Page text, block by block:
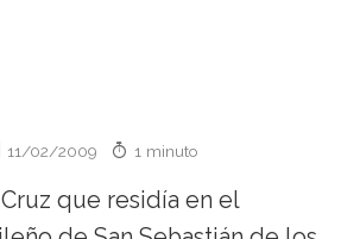
11/02/2009 1 minuto
que residía en el